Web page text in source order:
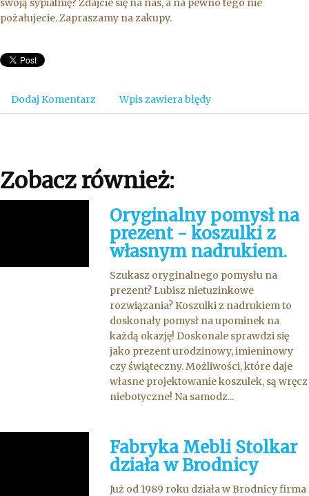
swoją sypialnię? Zdajcie się na nas, a na pewno tego nie
pożałujecie. Zapraszamy na zakupy.
Dodaj Komentarz Wpis zawiera błędy
Zobacz również:
Oryginalny pomysł na
prezent - koszulki z
własnym nadrukiem.
Szukasz oryginalnego pomysłu na
prezent? Lubisz nietuzinkowe
rozwiązania? Koszulki z nadrukiem to
doskonały pomysł na upominek na
każdą okazję! Doskonale sprawdzi się
jako prezent urodzinowy, imieninowy
czy świąteczny. Możliwości, które daje
własne projektowanie koszulek, są wręcz
niebotyczne! Na samodz...
Fabryka Mebli Stolkar
działa w Brodnicy
Już od 1989 roku działa w Brodnicy firma